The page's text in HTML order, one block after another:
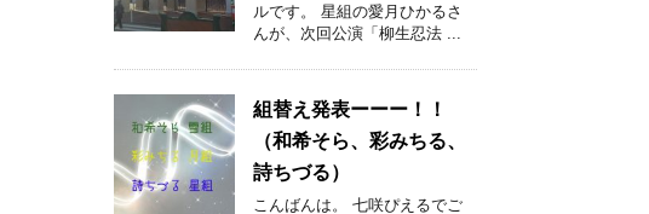
ルです。 星組の愛月ひかるさ
んが、次回公演「柳生忍法 ...
組替え発表ーーー！！
（和希そら、彩みちる、
詩ちづる）
こんばんは。 七咲ぴえるでご